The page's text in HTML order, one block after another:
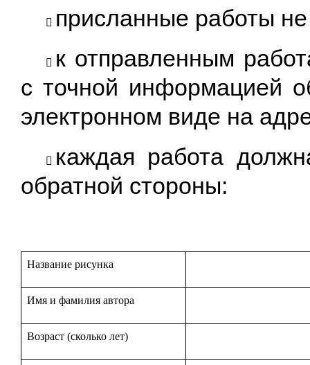
​ присланные работы
​ к отправленным
с точной информацией
электронном виде на
​ каждая работа
обратной стороны:
Название рисунка
Имя и фамилия автора
Возраст (сколько лет)